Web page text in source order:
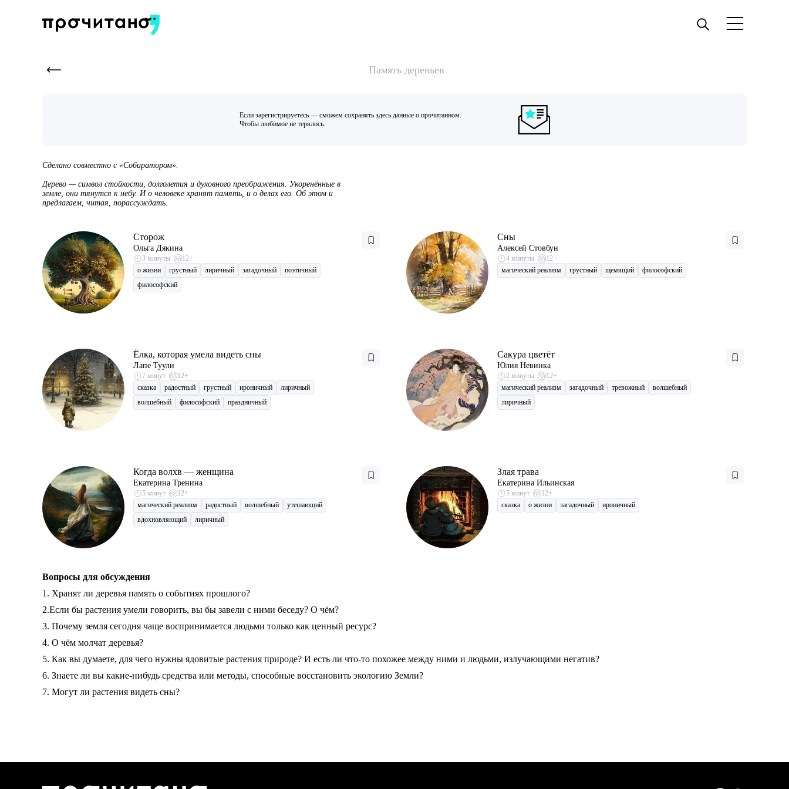
Память деревьев
Если зарегистрируетесь — сможем сохранять здесь данные о прочитанном.
Чтобы любимое не терялось.
Сделано совместно с «Собиратором».
Дерево — символ стойкости, долголетия и духовного преображения. Укоренённые в
земле, они тянутся к небу. И о человеке хранят память, и о делах его. Об этом и
предлагаем, читая, порассуждать.
Сторож
Ольга Дякина
3 минуты
12+
о жизни
грустный лиричный загадочный
поэтичный
философский
Сны
Алексей Стовбун
4 минуты
12+
магический реализм
грустный щемящий философский
Ёлка, которая умела видеть сны
Лапе Туули
7 минут
12+
сказка
радостный грустный ироничный
лиричный
волшебный
философский праздничный
Сакура цветёт
Юлия Невинка
2 минуты
12+
магический реализм
загадочный тревожный
волшебный
лиричный
Когда волхв — женщина
Екатерина Тренина
5 минут
12+
магический реализм
радостный волшебный
утешающий
вдохновляющий
лиричный
Злая трава
Екатерина Ильинская
5 минут
12+
сказка
о жизни загадочный ироничный
Вопросы для обсуждения
1. Хранят ли деревья память о событиях прошлого?
2.Если бы растения умели говорить, вы бы завели с ними беседу? О чём?
3. Почему земля сегодня чаще воспринимается людьми только как ценный ресурс?
4. О чём молчат деревья?
5. Как вы думаете, для чего нужны ядовитые растения природе? И есть ли что-то похожее между ними и людьми, излучающими негатив?
6. Знаете ли вы какие-нибудь средства или методы, способные восстановить экологию Земли?
7. Могут ли растения видеть сны?